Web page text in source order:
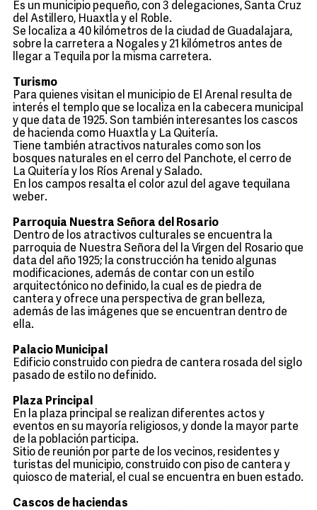
Es un municipio pequeño, con 3 delegaciones, Santa Cruz
del Astillero, Huaxtla y el Roble.
Se localiza a 40 kilómetros de la ciudad de Guadalajara,
sobre la carretera a Nogales y 21 kilómetros antes de
llegar a Tequila por la misma carretera.
Turismo
Para quienes visitan el municipio de El Arenal resulta de
interés el templo que se localiza en la cabecera municipal
y que data de 1925. Son también interesantes los cascos
de hacienda como Huaxtla y La Quitería.
Tiene también atractivos naturales como son los
bosques naturales en el cerro del Panchote, el cerro de
La Quitería y los Ríos Arenal y Salado.
En los campos resalta el color azul del agave tequilana
weber.
Parroquia Nuestra Señora del Rosario
Dentro de los atractivos culturales se encuentra la
parroquia de Nuestra Señora del la Virgen del Rosario que
data del año 1925; la construcción ha tenido algunas
modificaciones, además de contar con un estilo
arquitectónico no definido, la cual es de piedra de
cantera y ofrece una perspectiva de gran belleza,
además de las imágenes que se encuentran dentro de
ella.
Palacio Municipal
Edificio construido con piedra de cantera rosada del siglo
pasado de estilo no definido.
Plaza Principal
En la plaza principal se realizan diferentes actos y
eventos en su mayoría religiosos, y donde la mayor parte
de la población participa.
Sitio de reunión por parte de los vecinos, residentes y
turistas del municipio, construido con piso de cantera y
quiosco de material, el cual se encuentra en buen estado.
Cascos de haciendas